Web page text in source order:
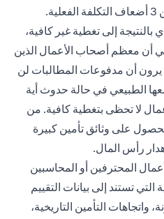
إلى تغطية غير كافية،
أن معظم أصحاب الأعمال الذين
أن مدفوعات المطالبات لن
الطبيعي في حالة حدوث أية
لا تحظى بتغطية كافية. من
على وثائق تأمين كبيرة
رأس المال.
المحترفين أو المحاسبين
التي تستند إلى بيانات التقييم
واتجاهات التأمين التاريخية،